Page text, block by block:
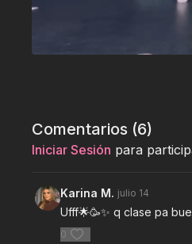
Comentarios (6)
Iniciar Sesión para
Karina M. julio 14
Ufff🌟🥳✨ q clase pa
0